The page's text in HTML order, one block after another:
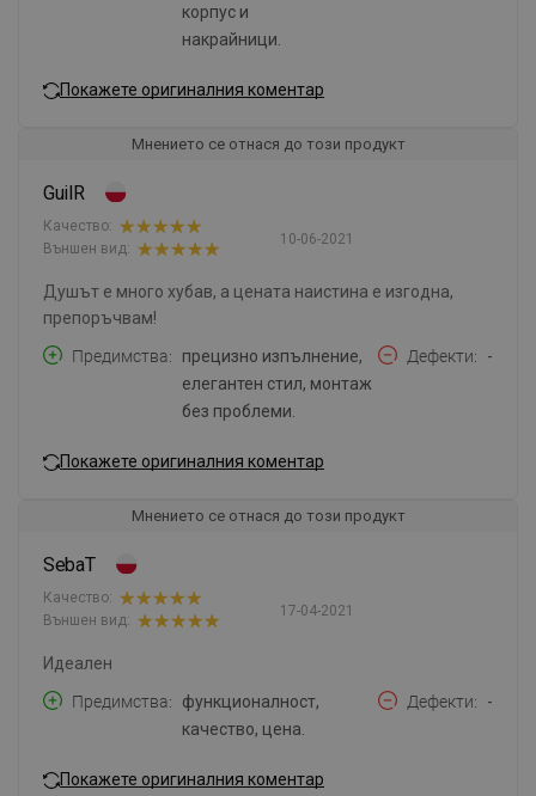
корпус и
накрайници.
Покажете оригиналния коментар
Мнението се отнася до този продукт
GuilR
10-06-2021
Качество:
Външен вид:
Душът е много хубав, а цената наистина е изгодна,
препоръчвам!
Предимства
прецизно изпълнение,
елегантен стил, монтаж
без проблеми.
Дефекти -
Покажете оригиналния коментар
Мнението се отнася до този продукт
SebaT
17-04-2021
Качество:
Външен вид:
Идеален
Предимства
функционалност,
качество, цена.
Дефекти -
Покажете оригиналния коментар